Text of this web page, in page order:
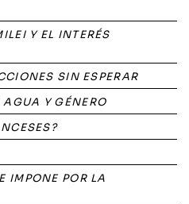
Y EL INTERÉS
SIN ESPERAR
Y GÉNERO
IMPONE POR LA